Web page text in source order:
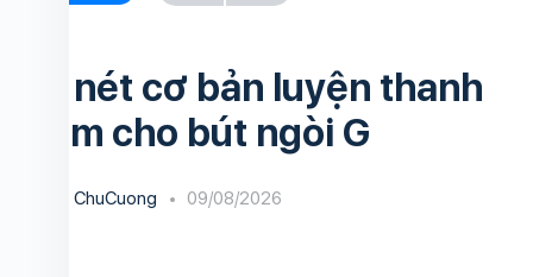
10 nét cơ bản luyện thanh
đậm cho bút ngòi G
ChuCuong 09/08/2026